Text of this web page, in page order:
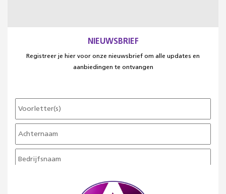
NIEUWSBRIEF
Registreer je hier voor onze nieuwsbrief om alle updates en
aanbiedingen te ontvangen